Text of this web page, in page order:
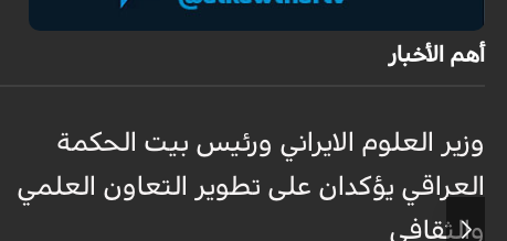
أهم الأخبار
وزير العلوم الايراني ورئيس بيت الحكمة
العراقي يؤكدان على تطوير التعاون العلمي
والثقافي